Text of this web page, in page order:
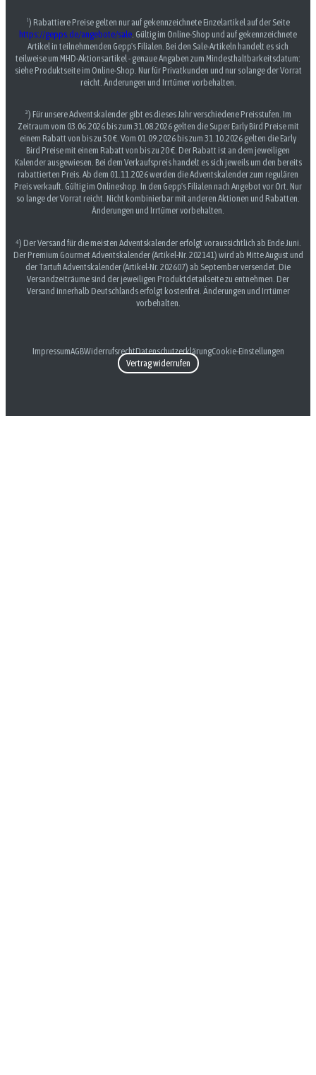
¹) Rabattiere Preise gelten nur auf gekennzeichnete Einzelartikel auf der Seite
https://gepps.de/angebote/sale. Gültig im Online-Shop und auf gekennzeichnete
Artikel in teilnehmenden Gepp's Filialen. Bei den Sale-Artikeln handelt es sich
teilweise um MHD-Aktionsartikel - genaue Angaben zum Mindesthaltbarkeitsdatum:
siehe Produktseite im Online-Shop. Nur für Privatkunden und nur solange der Vorrat
reicht. Änderungen und Irrtümer vorbehalten.
³) Für unsere Adventskalender gibt es dieses Jahr verschiedene Preisstufen. Im
Zeitraum vom 03.06.2026 bis zum 31.08.2026 gelten die Super Early Bird Preise mit
einem Rabatt von bis zu 50 €. Vom 01.09.2026 bis zum 31.10.2026 gelten die Early
Bird Preise mit einem Rabatt von bis zu 20 €. Der Rabatt ist an dem jeweiligen
Kalender ausgewiesen. Bei dem Verkaufspreis handelt es sich jeweils um den bereits
rabattierten Preis. Ab dem 01.11.2026 werden die Adventskalender zum regulären
Preis verkauft. Gültig im Onlineshop. In den Gepp's Filialen nach Angebot vor Ort. Nur
so lange der Vorrat reicht. Nicht kombinierbar mit anderen Aktionen und Rabatten.
Änderungen und Irrtümer vorbehalten.
⁴) Der Versand für die meisten Adventskalender erfolgt voraussichtlich ab Ende Juni.
Der Premium Gourmet Adventskalender (Artikel-Nr. 202141) wird ab Mitte August und
der Tartufi Adventskalender (Artikel-Nr. 202607) ab September versendet. Die
Versandzeiträume sind der jeweiligen Produktdetailseite zu entnehmen. Der
Versand innerhalb Deutschlands erfolgt kostenfrei. Änderungen und Irrtümer
vorbehalten.
ImpressumAGBWiderrufsrechtDatenschutzerklärungCookie-Einstellungen
Vertrag widerrufen